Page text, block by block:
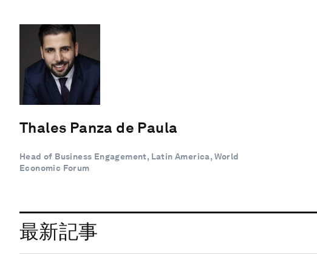
Thales Panza de Paula
Head of Business Engagement, Latin America, World
Economic Forum
最新記事